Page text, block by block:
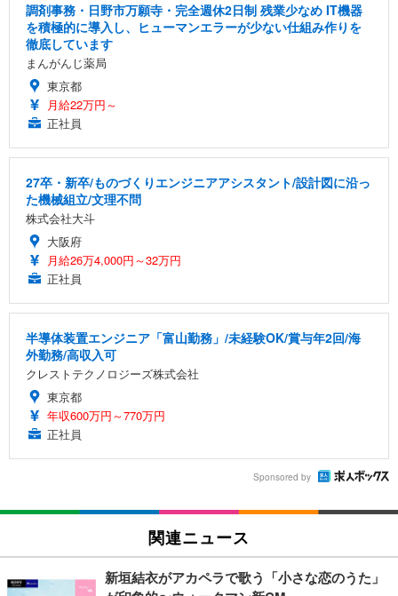
調剤事務・日野市万願寺・完全週休2日制 残業少なめ IT機器
を積極的に導入し、ヒューマンエラーが少ない仕組み作りを
徹底しています
まんがんじ薬局
東京都
月給22万円～
正社員
27卒・新卒/ものづくりエンジニアアシスタント/設計図に沿っ
た機械組立/文理不問
株式会社大斗
大阪府
月給26万4,000円～32万円
正社員
半導体装置エンジニア「富山勤務」/未経験OK/賞与年2回/海
外勤務/高収入可
クレストテクノロジーズ株式会社
東京都
年収600万円～770万円
正社員
Sponsored by
関連ニュース
新垣結衣がアカペラで歌う「小さな恋のうた」